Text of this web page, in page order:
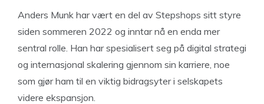
Anders Munk har vært en del av Stepshops sitt styre
siden sommeren 2022 og inntar nå en enda mer
sentral rolle. Han har spesialisert seg på digital strategi
og internasjonal skalering gjennom sin karriere, noe
som gjør ham til en viktig bidragsyter i selskapets
videre ekspansjon.